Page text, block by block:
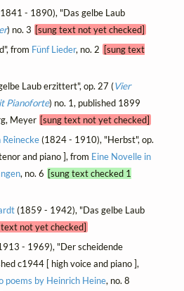
- 1890), "Das gelbe Laub
) no. 3 [sung text not yet checked]
from Fünf Lieder, no. 2 [sung text
Laub erzittert", op. 27 (Vier
Pianoforte) no. 1, published 1899
Meyer [sung text not yet checked]
(1824 - 1910), "Herbst", op.
and piano ], from Eine Novelle in
, no. 6 [sung text checked 1
(1859 - 1942), "Das gelbe Laub
text not yet checked]
- 1969), "Der scheidende
c1944 [ high voice and piano ],
poems by Heinrich Heine, no. 8